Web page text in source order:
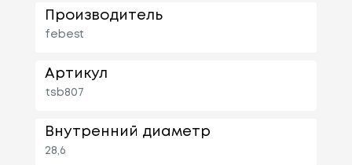
Производитель
febest
Артикул
tsb807
Внутренний диаметр
28,6